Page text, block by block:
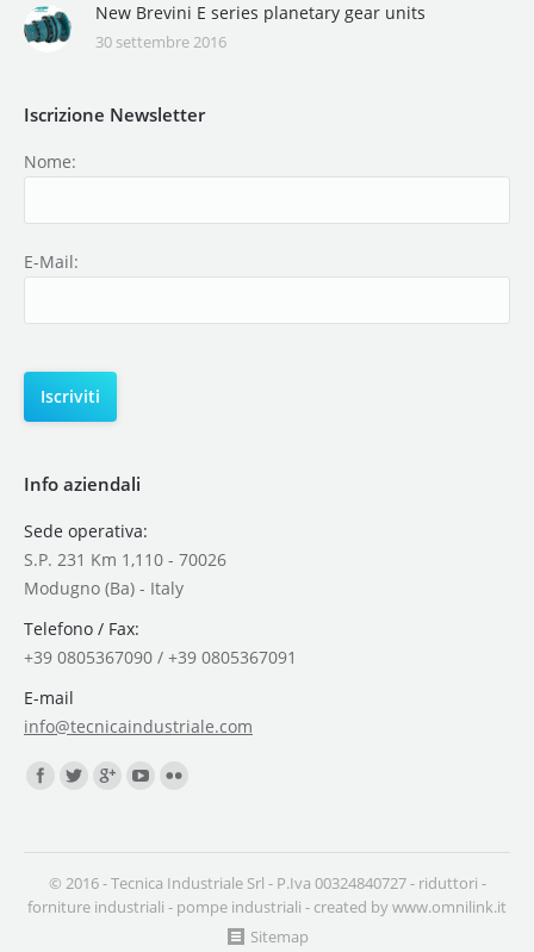
New Brevini E series planetary gear units
30 settembre 2016
Iscrizione Newsletter
Nome:
E-Mail:
Info aziendali
Sede operativa:
S.P. 231 Km 1,110 - 70026
Modugno (Ba) - Italy
Telefono / Fax:
+39 0805367090 / +39 0805367091
E-mail
info@tecnicaindustriale.com
Find us on:
© 2016 - Tecnica Industriale Srl - P.Iva 00324840727 - riduttori -
forniture industriali - pompe industriali - created bywww.omnilink.it
Sitemap